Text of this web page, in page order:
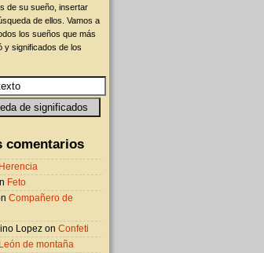
de su sueño, insertar
de ellos. Vamos a
los sueños que más
y significados de los
comentarios
Herencia
Feto
Compañero de
Lopez on Confeti
León de montaña